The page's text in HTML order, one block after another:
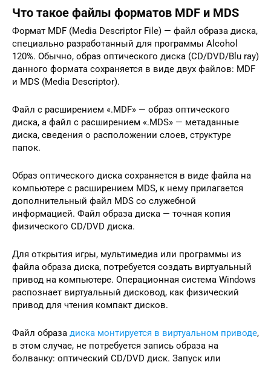
Что такое файлы форматов MDF и MDS
Формат MDF (Media Descriptor File) — файл образа диска,
специально разработанный для программы Alcohol
120%. Обычно, образ оптического диска (CD/DVD/Blu ray)
данного формата сохраняется в виде двух файлов: MDF
и MDS (Media Descriptor).
Файл с расширением «.MDF» — образ оптического
диска, а файл с расширением «.MDS» — метаданные
диска, сведения о расположении слоев, структуре
папок.
Образ оптического диска сохраняется в виде файла на
компьютере с расширением MDS, к нему прилагается
дополнительный файл MDS со служебной
информацией. Файл образа диска — точная копия
физического CD/DVD диска.
Для открытия игры, мультимедиа или программы из
файла образа диска, потребуется создать виртуальный
привод на компьютере. Операционная система Windows
распознает виртуальный дисковод, как физический
привод для чтения компакт дисков.
Файл образа диска монтируется в виртуальном приводе,
в этом случае, не потребуется запись образа на
болванку: оптический CD/DVD диск. Запуск или